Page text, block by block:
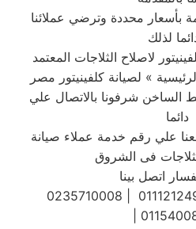
بأسعار محددة وترضي عملائنا
» لصيانة كلفينيتور مصر
الساخن شرفونا بالاتصال علي
دائما
علي رقم خدمة عملاء صيانة
0235710008 |
|